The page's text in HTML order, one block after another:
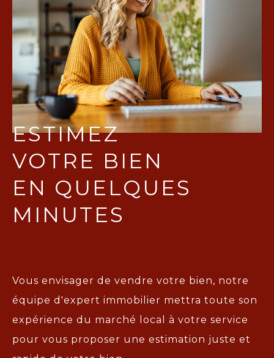
ESTIMEZ
VOTRE BIEN
EN QUELQUES
MINUTES
Vous envisager de vendre votre bien, notre
équipe d'expert immobilier mettra toute son
expérience du marché local à votre service
pour vous proposer une estimation juste et